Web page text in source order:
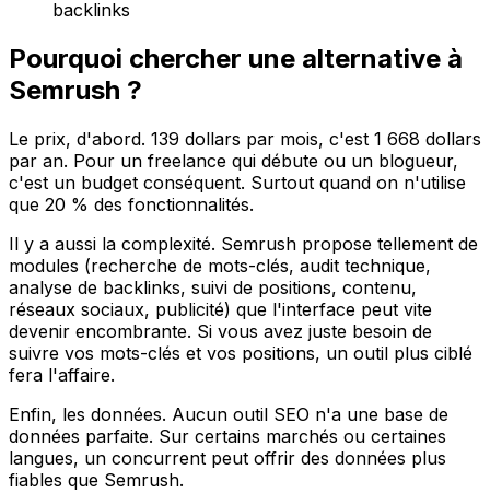
backlinks
Pourquoi chercher une alternative à
Semrush ?
Le prix, d'abord. 139 dollars par mois, c'est 1 668 dollars
par an. Pour un freelance qui débute ou un blogueur,
c'est un budget conséquent. Surtout quand on n'utilise
que 20 % des fonctionnalités.
Il y a aussi la complexité. Semrush propose tellement de
modules (recherche de mots-clés, audit technique,
analyse de backlinks, suivi de positions, contenu,
réseaux sociaux, publicité) que l'interface peut vite
devenir encombrante. Si vous avez juste besoin de
suivre vos mots-clés et vos positions, un outil plus ciblé
fera l'affaire.
Enfin, les données. Aucun outil SEO n'a une base de
données parfaite. Sur certains marchés ou certaines
langues, un concurrent peut offrir des données plus
fiables que Semrush.